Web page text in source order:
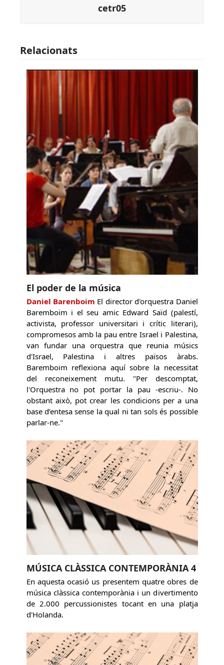
cetr05
Relacionats
El poder de la música
Daniel Barenboim El director d'orquestra Daniel
Baremboim i el seu amic Edward Saïd (palestí,
activista, professor universitari i crític literari),
compromesos amb la pau entre Israel i Palestina,
van fundar una orquestra que reunia músics
d'Israel, Palestina i altres països àrabs.
Baremboim reflexiona aquí sobre la necessitat
del reconeixement mutu. "Per descomptat,
l'Orquestra no pot portar la pau -escriu-. No
obstant això, pot crear les condicions per a una
base d’entesa sense la qual ni tan sols és possible
parlar-ne."
MÚSICA CLÀSSICA CONTEMPORÀNIA 4
En aquesta ocasió us presentem quatre obres de
música clàssica contemporània i un divertimento
de 2.000 percussionistes tocant en una platja
d'Holanda.